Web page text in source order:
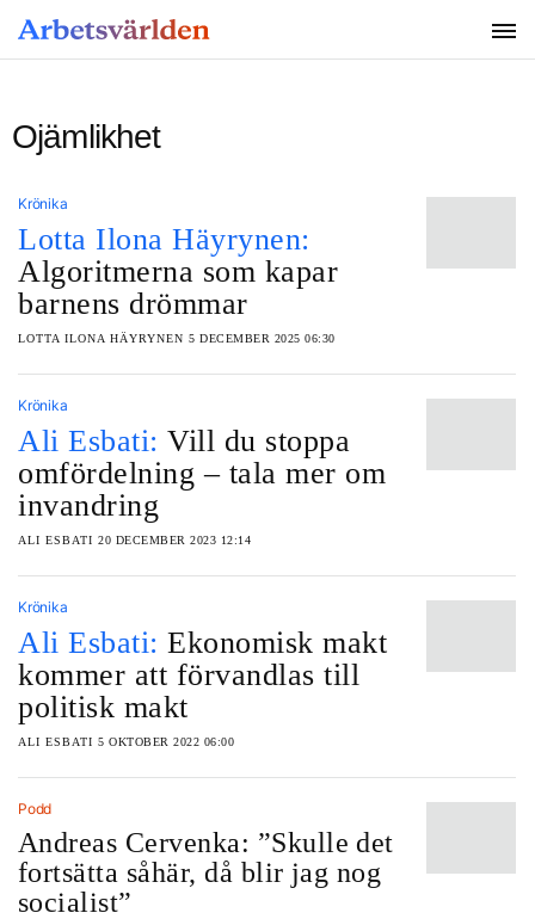
Ojämlikhet
Krönika
Lotta Ilona Häyrynen:
Algoritmerna som kapar
barnens drömmar
LOTTA ILONA HÄYRYNEN 5 DECEMBER 2025 06:30
Krönika
Ali Esbati: Vill du stoppa
omfördelning – tala mer om
invandring
ALI ESBATI 20 DECEMBER 2023 12:14
Krönika
Ali Esbati: Ekonomisk makt
kommer att förvandlas till
politisk makt
ALI ESBATI 5 OKTOBER 2022 06:00
Podd
Andreas Cervenka: ”Skulle det
fortsätta såhär, då blir jag nog
socialist”